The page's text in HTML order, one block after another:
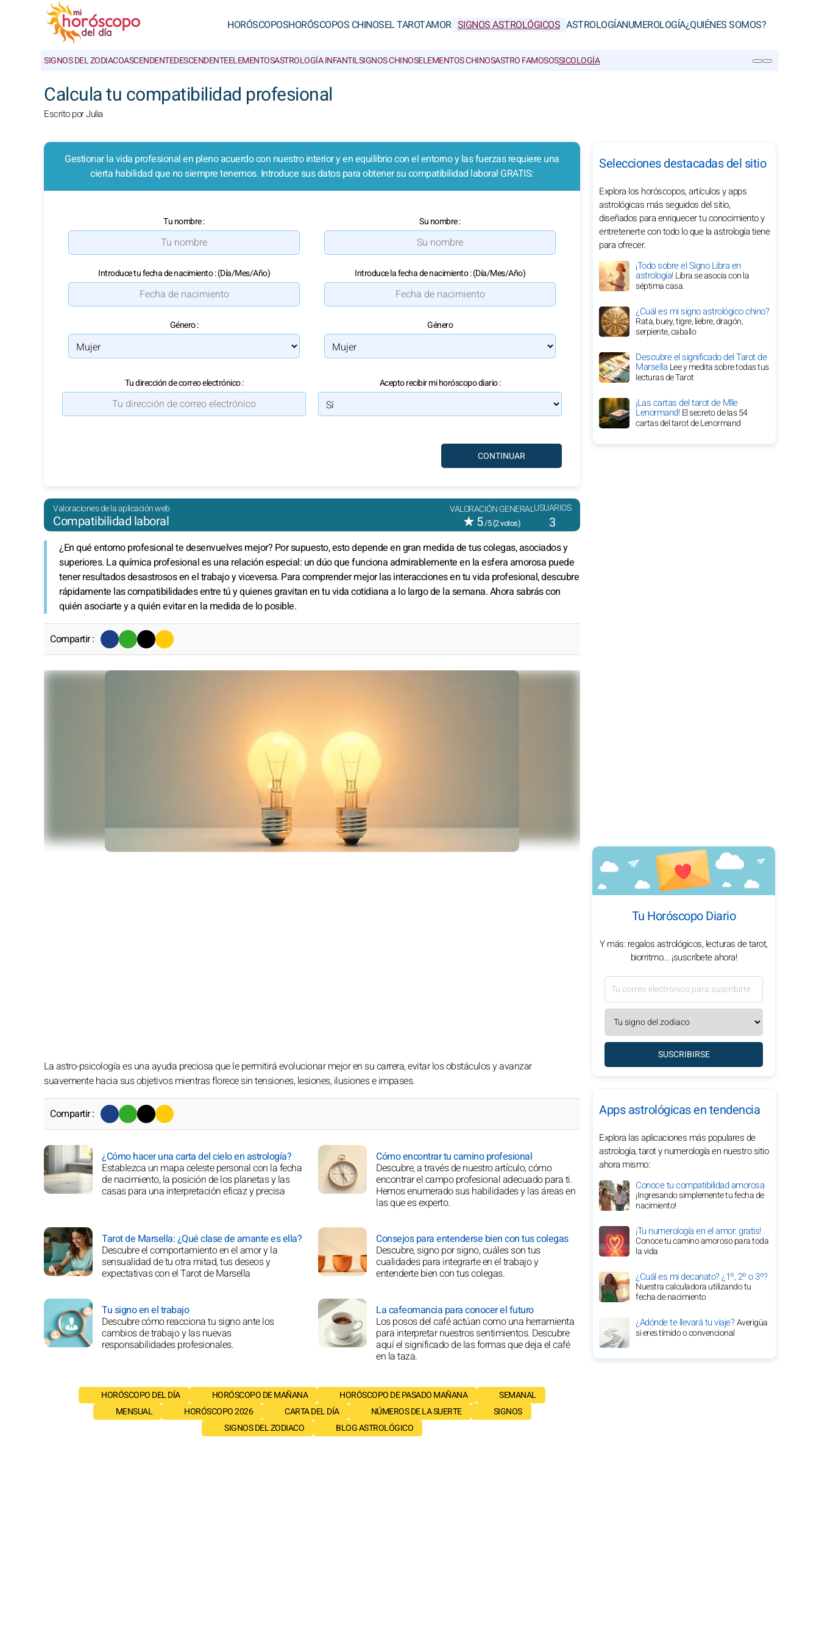
HORÓSCOPOSHORÓSCOPOS CHINOSEL TAROTAMOR SIGNOS ASTROLÓGICOS ASTROLOGÍANUMEROLOGÍA¿QUIÉNES SOMOS?
SIGNOS DEL ZODIACOASCENDENTEDESCENDENTEELEMENTOSASTROLOGÍA INFANTILSIGNOS CHINOSELEMENTOS CHINOSASTRO FAMOSOSSICOLOGÍA
Calcula tu compatibilidad profesional
Escrito por Julia
Gestionar la vida profesional en pleno acuerdo con nuestro interior y en equilibrio con el entorno y las fuerzas requiere una
cierta habilidad que no siempre tenemos. Introduce sus datos para obtener su compatibilidad laboral GRATIS:
Tu nombre :
Introduce tu fecha de nacimiento : (Día/Mes/Año)
Género :
Su nombre :
Introduce la fecha de nacimiento : (Día/Mes/Año)
Género
Tu dirección de correo electrónico : Acepto recibir mi horóscopo diario :
Valoraciones de la aplicación web
Compatibilidad laboral
VALORACIÓN GENERAL
★5/5 (2votos)
USUARIOS
3
¿En qué entorno profesional te desenvuelves mejor? Por supuesto, esto depende en gran medida de tus colegas, asociados y
superiores. La química profesional es una relación especial: un dúo que funciona admirablemente en la esfera amorosa puede
tener resultados desastrosos en el trabajo y viceversa. Para comprender mejor las interacciones en tu vida profesional, descubre
rápidamente las compatibilidades entre tú y quienes gravitan en tu vida cotidiana a lo largo de la semana. Ahora sabrás con
quién asociarte y a quién evitar en la medida de lo posible.
Compartir :
La astro-psicología es una ayuda preciosa que le permitirá evolucionar mejor en su carrera, evitar los obstáculos y avanzar
suavemente hacia sus objetivos mientras florece sin tensiones, lesiones, ilusiones e impases.
Compartir :
¿Cómo hacer una carta del cielo en astrología?
Establezca un mapa celeste personal con la fecha
de nacimiento, la posición de los planetas y las
casas para una interpretación eficaz y precisa
Cómo encontrar tu camino profesional
Descubre, a través de nuestro artículo, cómo
encontrar el campo profesional adecuado para ti.
Hemos enumerado sus habilidades y las áreas en
las que es experto.
Tarot de Marsella: ¿Qué clase de amante es ella?
Descubre el comportamiento en el amor y la
sensualidad de tu otra mitad, tus deseos y
expectativas con el Tarot de Marsella
Consejos para entenderse bien con tus colegas
Descubre, signo por signo, cuáles son tus
cualidades para integrarte en el trabajo y
entenderte bien con tus colegas.
Tu signo en el trabajo
Descubre cómo reacciona tu signo ante los
cambios de trabajo y las nuevas
responsabilidades profesionales.
La cafeomancia para conocer el futuro
Los posos del café actúan como una herramienta
para interpretar nuestros sentimientos. Descubre
aquí el significado de las formas que deja el café
en la taza.
HORÓSCOPO DEL DÍA HORÓSCOPO DE MAÑANA HORÓSCOPO DE PASADO MAÑANA
SEMANAL
MENSUAL
HORÓSCOPO 2026 CARTA DEL DÍA NÚMEROS DE LA SUERTE
SIGNOS
SIGNOS DEL ZODIACO
BLOG ASTROLÓGICO
Selecciones destacadas del sitio
Explora los horóscopos, artículos y apps
astrológicas más seguidos del sitio,
diseñados para enriquecer tu conocimiento y
entretenerte con todo lo que la astrología tiene
para ofrecer.
¡Todo sobre el Signo Libra en
astrología!Libra se asocia con la
séptima casa.
¿Cuál es mi signo astrológico chino?
Rata, buey, tigre, liebre, dragón,
serpiente, caballo
Descubre el significado del Tarot de
Marsella Lee y medita sobre todas tus
lecturas de Tarot
¡Las cartas del tarot de Mlle
Lenormand!El secreto de las 54
cartas del tarot de Lenormand
Tu Horóscopo Diario
Y más: regalos astrológicos, lecturas de tarot,
biorritmo... ¡suscríbete ahora!
SUSCRIBIRSE
Apps astrológicas en tendencia
Explora las aplicaciones más populares de
astrología, tarot y numerología en nuestro sitio
ahora mismo:
Conoce tu compatibilidad amorosa
¡Ingresando simplemente tu fecha de
nacimiento!
¡Tu numerología en el amor: gratis!
Conoce tu camino amoroso para toda
la vida
¿Cuál es mi decanato? ¿1º, 2º o 3º?
Nuestra calculadora utilizando tu
fecha de nacimiento
¿Adónde te llevará tu viaje?Averigüa
si eres tímido o convencional